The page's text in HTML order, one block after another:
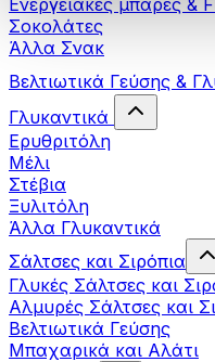
Σοκολάτες
Άλλα Σνακ
Βελτιωτικά Γεύσης &
Γλυκαντικά
Ερυθριτόλη
Μέλι
Στέβια
Ξυλιτόλη
Άλλα Γλυκαντικά
Σάλτσες και Σιρόπια
Γλυκές Σάλτσες και
Αλμυρές Σάλτσες και
Bελτιωτικά Γεύσης
Μπαχαρικά και Αλάτι